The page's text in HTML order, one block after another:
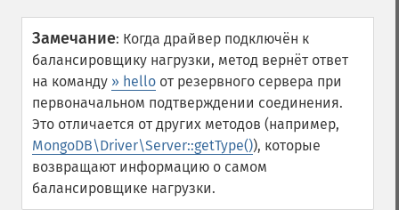
Замечание: Когда драйвер подключён к
балансировщику нагрузки, метод вернёт ответ
на команду » hello от резервного сервера при
первоначальном подтверждении соединения.
Это отличается от других методов (например,
MongoDB\Driver\Server::getType()), которые
возвращают информацию о самом
балансировщике нагрузки.